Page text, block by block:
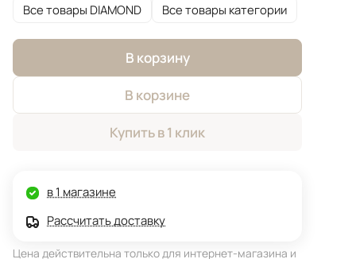
Все товары DIAMOND Все товары категории
В корзину
В корзине
Купить в 1 клик
в 1 магазине
Рассчитать доставку
Цена действительна только для интернет-магазина и